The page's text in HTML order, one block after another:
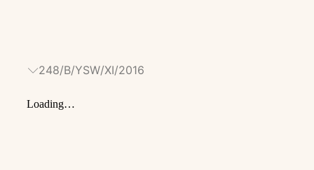
248/B/YSW/XI/2016